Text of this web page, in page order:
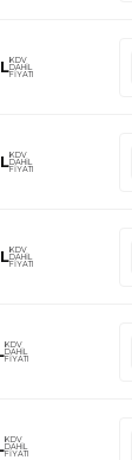
KDV
DAHİL
FİYATI
KDV
DAHİL
FİYATI
KDV
DAHİL
FİYATI
KDV
DAHİL
FİYATI
KDV
DAHİL
FİYATI